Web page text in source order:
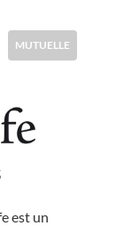
MUTUELLE
est un